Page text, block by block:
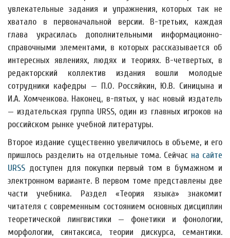
увлекательные задания и упражнения, которых так не
хватало в первоначальной версии. В-третьих, каждая
глава украсилась дополнительными информационно-
справочными элементами, в которых рассказывается об
интересных явлениях, людях и теориях. В-четвертых, в
редакторский коллектив издания вошли молодые
сотрудники кафедры — П.О. Россяйкин, Ю.В. Синицына и
И.А. Хомченкова. Наконец, в-пятых, у нас новый издатель
— издательская группа URSS, один из главных игроков на
российском рынке учебной литературы.
Второе издание существенно увеличилось в объеме, и его
пришлось разделить на отдельные тома. Сейчас на сайте
URSS доступен для покупки первый том в бумажном и
электронном варианте. В первом томе представлены две
части учебника. Раздел «Теория языка» знакомит
читателя с современным состоянием основных дисциплин
теоретической лингвистики — фонетики и фонологии,
морфологии, синтаксиса, теории дискурса, семантики.